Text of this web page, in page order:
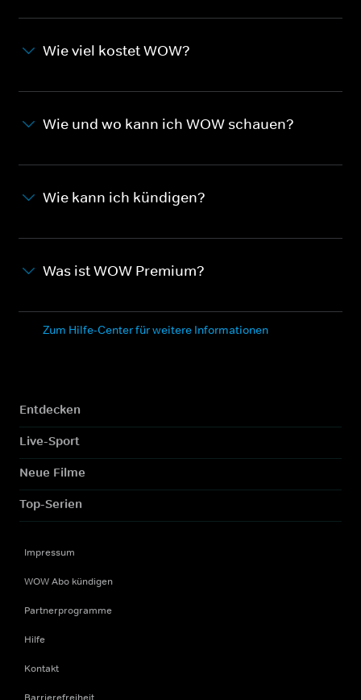
Wie viel kostet WOW?
Wie und wo kann ich WOW schauen?
Wie kann ich kündigen?
Was ist WOW Premium?
Zum Hilfe-Center für weitere Informationen
Entdecken
Live-Sport
Neue Filme
Top-Serien
Impressum
WOW Abo kündigen
Partnerprogramme
Hilfe
Kontakt